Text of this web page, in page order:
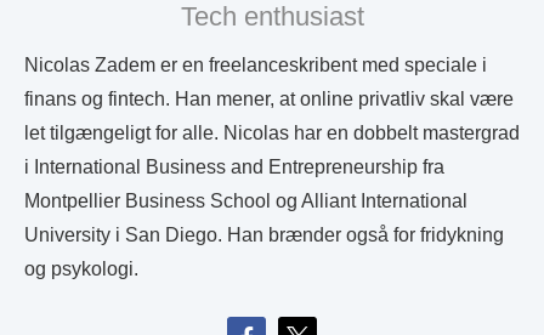
Tech enthusiast
Nicolas Zadem er en freelanceskribent med speciale i
finans og fintech. Han mener, at online privatliv skal være
let tilgængeligt for alle. Nicolas har en dobbelt mastergrad
i International Business and Entrepreneurship fra
Montpellier Business School og Alliant International
University i San Diego. Han brænder også for fridykning
og psykologi.